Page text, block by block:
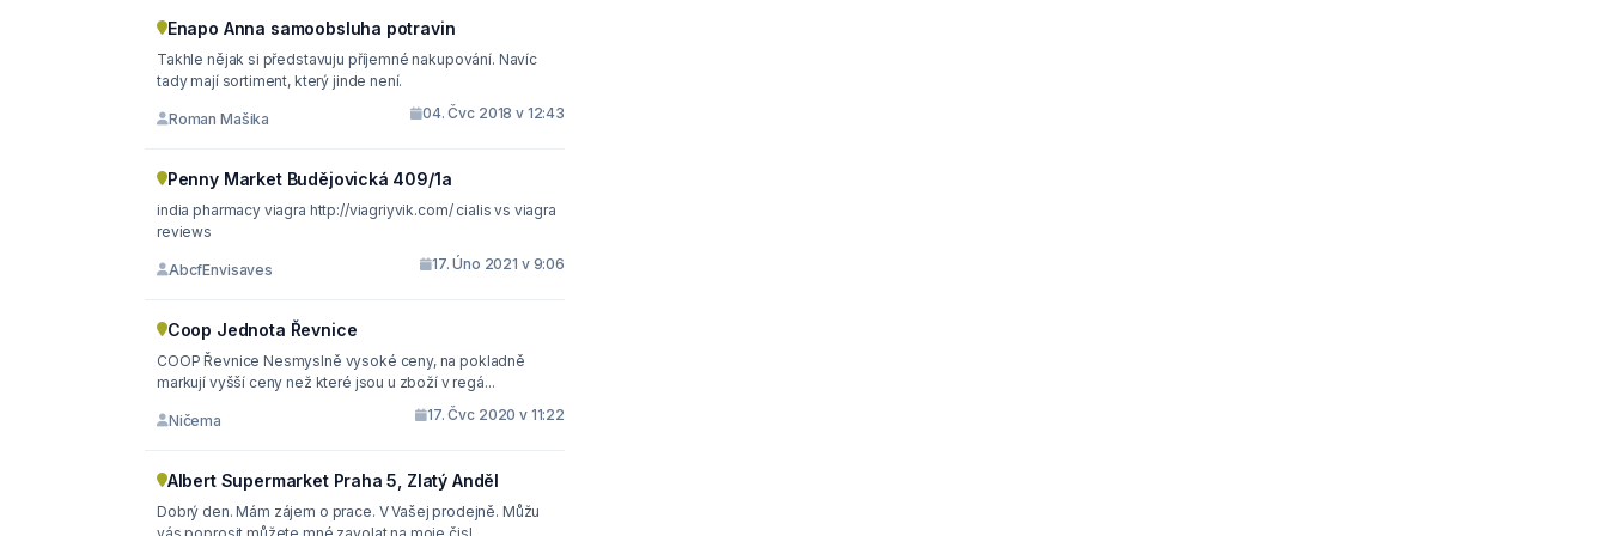
Enapo Anna samoobsluha potravin
Takhle nějak si představuju příjemné nakupování. Navíc
tady mají sortiment, který jinde není.
Roman Mašika 04. Čvc 2018 v 12:43
Penny Market Budějovická 409/1a
india pharmacy viagra http://viagriyvik.com/ cialis vs viagra
reviews
AbcfEnvisaves 17. Úno 2021 v 9:06
Coop Jednota Řevnice
COOP Řevnice Nesmyslně vysoké ceny, na pokladně
markují vyšší ceny než které jsou u zboží v regá...
Ničema 17. Čvc 2020 v 11:22
Albert Supermarket Praha 5, Zlatý Anděl
Dobrý den. Mám zájem o prace. V Vašej prodejně. Můžu